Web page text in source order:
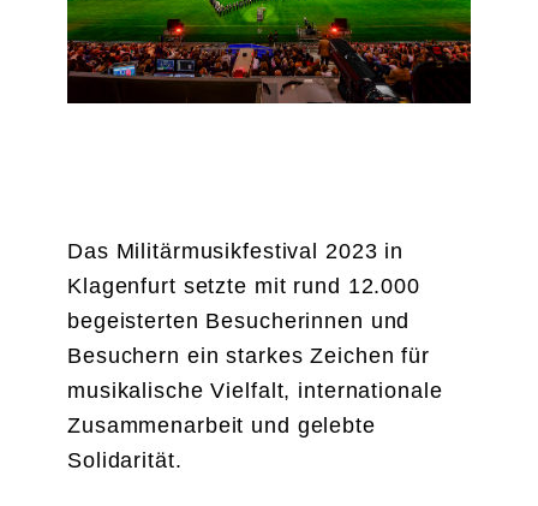
Das Militärmusikfestival 2023 in
Klagenfurt setzte mit rund 12.000
begeisterten Besucherinnen und
Besuchern ein starkes Zeichen für
musikalische Vielfalt, internationale
Zusammenarbeit und gelebte
Solidarität.